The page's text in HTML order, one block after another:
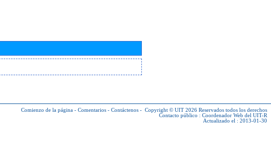
Comienzo de la página - Comentarios - Contáctenos - Copyright © UIT 2026 Reservados todos los derechos
Contacto público : Coordenador Web del UIT-R
Actualizado el : 2013-01-30